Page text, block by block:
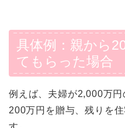
具体例：親から
てもらった場合
例えば、夫婦が2,000万
200万円を贈与、残りを